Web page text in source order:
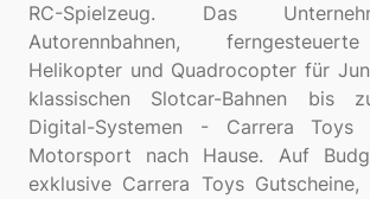
RC-Spielzeug. Das
Autorennbahnen,
Helikopter und Quadrocopter für
klassischen Slotcar-Bahnen bis
Digital-Systemen - Carrera Toys
Motorsport nach Hause. Auf
exklusive Carrera Toys